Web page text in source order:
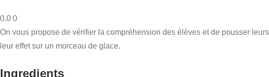
0.0 0
On vous propose de vérifier la compréhension des élèves et de pousser
leur effet sur un morceau de glace.
Ingredients